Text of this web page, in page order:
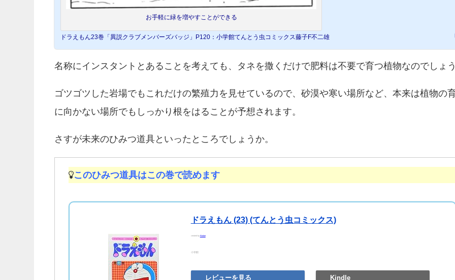
お手軽に緑を増やすことができる
ドラえもん23巻「異説クラブメンバーズバッジ」P120：小学館てんとう虫コミックス藤子F不二雄
名称にインスタントとあることを考えても、タネを撒くだけで肥料は不要で育つ植物なのでしょ
ゴツゴツした岩場でもこれだけの繁殖力を見せているので、砂漠や寒い場所など、本来は植物の
に向かない場所でもしっかり根をはることが予想されます。
さすが未来のひみつ道具といったところでしょうか。
このひみつ道具はこの巻で読めます
ドラえもん (23) (てんとう虫コミックス)
created by Rinker
小学館
レビューを見る Kindle